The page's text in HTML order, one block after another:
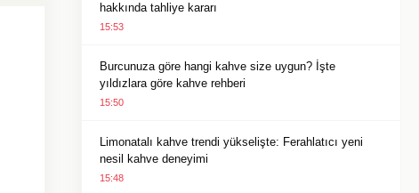
hakkında tahliye kararı
15:53
Burcunuza göre hangi kahve size uygun? İşte
yıldızlara göre kahve rehberi
15:50
Limonatalı kahve trendi yükselişte: Ferahlatıcı yeni
nesil kahve deneyimi
15:48